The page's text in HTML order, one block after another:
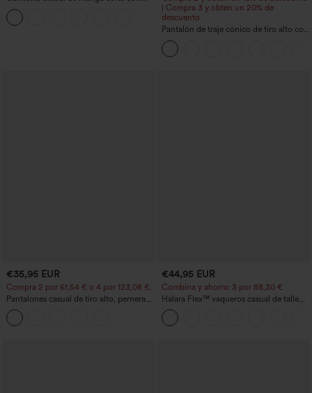
escote en V, fruncida y lisa
| Compra 3 y obtén un 20% de
descuento
Pantalón de traje cónico de tiro alto con
bolsillos
€35,95 EUR
Compra 2 por 61,54 € o 4 por 123,08 €.
Pantalones casual de tiro alto, pernera
ancha y corte holgado, con bolsillos
€44,95 EUR
Combina y ahorra: 3 por 88,30 €
Halara Flex™ vaqueros casual de talle
alto con bolsillos, estilo baggy de pierna
ancha, efecto lavado